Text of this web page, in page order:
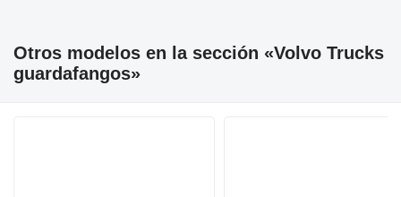
Otros modelos en la sección «Volvo Trucks
guardafangos»